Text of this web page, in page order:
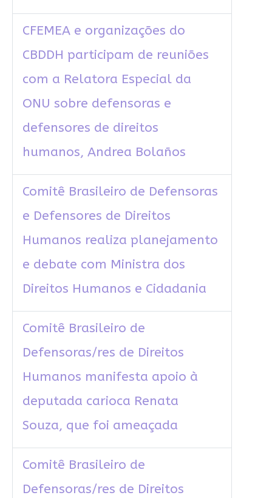
CFEMEA e organizações do
CBDDH participam de reuniões
com a Relatora Especial da
ONU sobre defensoras e
defensores de direitos
humanos, Andrea Bolaños
Comitê Brasileiro de Defensoras
e Defensores de Direitos
Humanos realiza planejamento
e debate com Ministra dos
Direitos Humanos e Cidadania
Comitê Brasileiro de
Defensoras/res de Direitos
Humanos manifesta apoio à
deputada carioca Renata
Souza, que foi ameaçada
Comitê Brasileiro de
Defensoras/res de Direitos